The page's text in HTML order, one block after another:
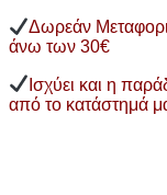
Δωρεάν
άνω των 30€
Ισχύει και η
από το κατάστημά